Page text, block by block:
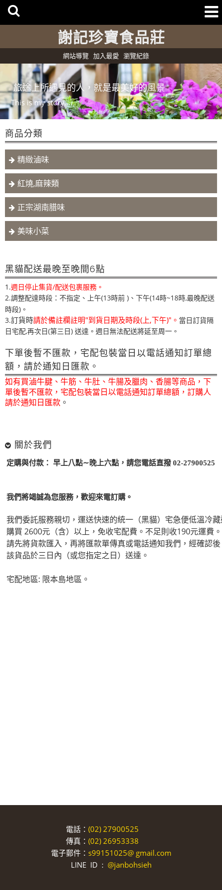
謝記珍寶食品莊
網站導覽 加入最愛 瀏覽紀錄
旅途上所遇見的人，就是最美好的風景
This is my story....
商品分類
精緻滷味
紅燒,麻辣類
正宗湖南腊味
美味小菜
黑貓配送最晚至晚間6點
1.週日停止集貨/配送包裹服務。
2.調整配達時段：不指定、上午(13時前 ) 、 下午(14時~18時,最晚配送
時段)。
3.訂貨時請於備註欄註明"到貨日期及時段(上,下午)"。 當日訂貨隔
日宅配,再次日(第三日) 送達。週日無法配送將延至周一。
下單後暫不匯款，宅配包裝當日以電話通知訂單總
額，請於通知日匯款。
如有買滷牛腱、牛筋、牛肚、牛腸及臘肉、香腸等商品，下
單後暫不匯款，宅配包裝當日以電話通知訂單總額，訂購人
請於通知日匯款 。
關於我們
定購與付款： 早上八點∼晚上六點，請您電話直撥02-27900525
我們將竭誠為您服務，歡迎來電訂購。
我們委託服務親切，運送快速的統一（黑貓）宅急便低溫冷
購買 2600元（含）以上，免收宅配費。不足則收190元運費。
請先將貨款匯入， 再將匯款單傳真或電話通知我們，經確認
該貨品於三日內（或您指定之日）送達。
宅配地區: 限本島地區。
電話： (02) 27900525
傳真： (02) 26953338
電子郵件： s99151025@ gmail.com
LINE ID : @janbohsieh